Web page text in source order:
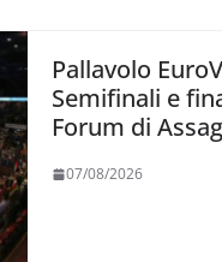
Pallavolo
Semifinali e
Forum di
07/08/2026